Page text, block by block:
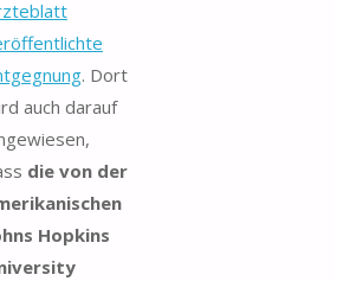
. Dort
auch darauf
die von der
Hopkins